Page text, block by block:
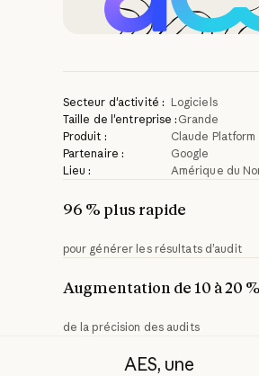
Secteur d'activité : Logiciels
Taille de l'entreprise : Grande
Produit :
Claude Platform
Partenaire :
Google
Lieu :
Amérique du
96 % plus rapide
pour générer les résultats d’audit
Augmentation de 10 à 20 %
de la précision des audits
AES, une